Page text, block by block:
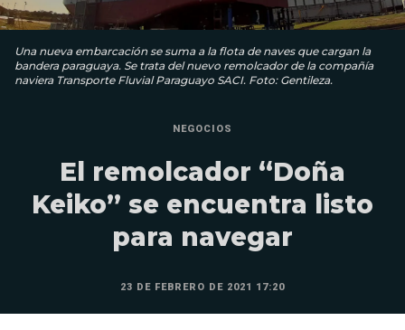
Una nueva embarcación se suma a la flota de naves que cargan la
bandera paraguaya. Se trata del nuevo remolcador de la compañía
naviera Transporte Fluvial Paraguayo SACI. Foto: Gentileza.
NEGOCIOS
El remolcador “Doña
Keiko” se encuentra listo
para navegar
23 DE FEBRERO DE 2021 17:20